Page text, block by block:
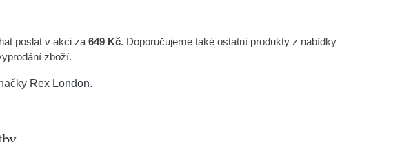
poslat v akci za 649 Kč. Doporučujeme také ostatní produkty z nabídky
zboží.
Rex London.